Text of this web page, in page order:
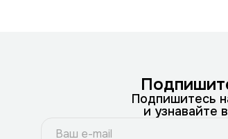
Подпишитесь
и узнавайте